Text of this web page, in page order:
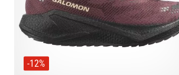
-12%